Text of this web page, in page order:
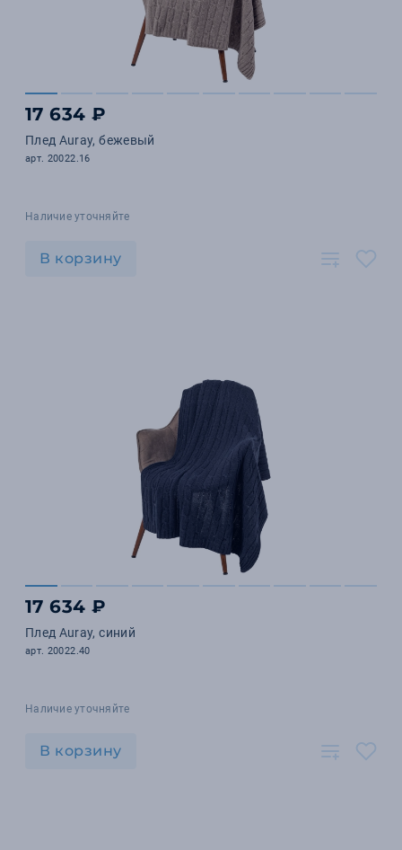
17 634 ₽
Плед Auray, бежевый
арт. 20022.16
Наличие уточняйте
В корзину
17 634 ₽
Плед Auray, синий
арт. 20022.40
Наличие уточняйте
В корзину